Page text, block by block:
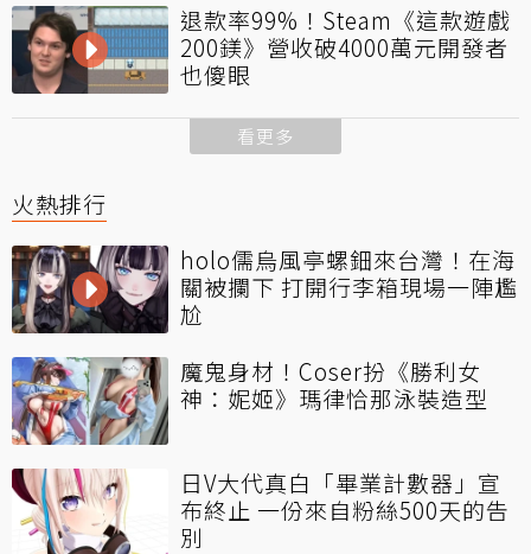
退款率99%！Steam《這款遊戲
200鎂》營收破4000萬元開發者
也傻眼
看更多
火熱排行
holo儒烏風亭螺鈿來台灣！在海
關被攔下 打開行李箱現場一陣尷
尬
魔鬼身材！Coser扮《勝利女
神：妮姬》瑪律恰那泳裝造型
日V大代真白「畢業計數器」宣
布終止 一份來自粉絲500天的告
別